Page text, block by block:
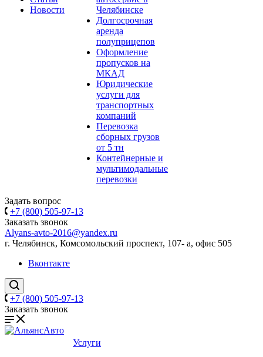
Новости
Челябинске
Долгосрочная
аренда
полуприцепов
Оформление
пропусков на
МКАД
Юридические
услуги для
транспортных
компаний
Перевозка
сборных грузов
от 5 тн
Контейнерные и
мультимодальные
перевозки
Задать вопрос
+7 (800) 505-97-13
Заказать звонок
Alyans-avto-2016@yandex.ru
г. Челябинск, Комсомольский проспект, 107- а, офис 505
Вконтакте
+7 (800) 505-97-13
Заказать звонок
Услуги